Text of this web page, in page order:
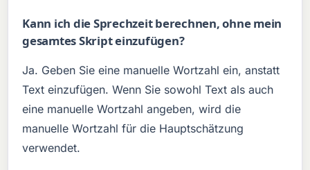
Kann ich die Sprechzeit berechnen, ohne mein
gesamtes Skript einzufügen?
Ja. Geben Sie eine manuelle Wortzahl ein, anstatt
Text einzufügen. Wenn Sie sowohl Text als auch
eine manuelle Wortzahl angeben, wird die
manuelle Wortzahl für die Hauptschätzung
verwendet.